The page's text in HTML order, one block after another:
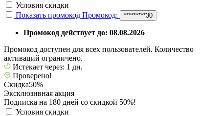
Условия скидки
Показать промокод Промокод: *********30
Промокод действует до: 08.08.2026
Промокод доступен для всех пользователей. Количество
активаций ограничено.
Истекает через: 1 дн.
Проверено!
Скидка50%
Эксклюзивная акция
Подписка на 180 дней со скидкой 50%!
Условия скидки